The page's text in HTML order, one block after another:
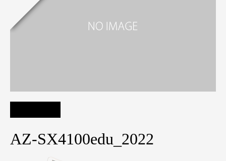
AZ-SX4100edu_2022